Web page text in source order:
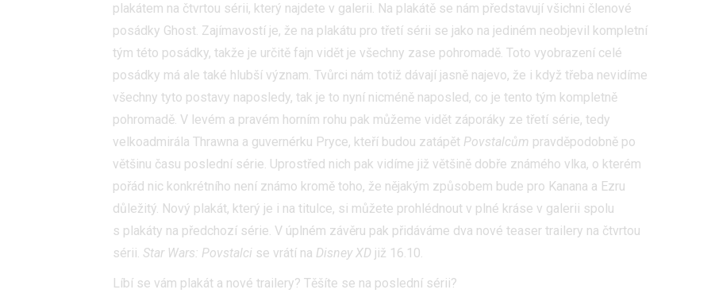
plakátem na čtvrtou sérii, který najdete v galerii. Na plakátě se nám představují všichni členové
posádky Ghost. Zajímavostí je, že na plakátu pro třetí sérii se jako na jediném neobjevil kompletní
tým této posádky, takže je určitě fajn vidět je všechny zase pohromadě. Toto vyobrazení celé
posádky má ale také hlubší význam. Tvůrci nám totiž dávají jasně najevo, že i když třeba nevidíme
všechny tyto postavy naposledy, tak je to nyní nicméně naposled, co je tento tým kompletně
pohromadě. V levém a pravém horním rohu pak můžeme vidět záporáky ze třetí série, tedy
velkoadmirála Thrawna a guvernérku Pryce, kteří budou zatápět Povstalcům pravděpodobně po
většinu času poslední série. Uprostřed nich pak vidíme již většině dobře známého vlka, o kterém
pořád nic konkrétního není známo kromě toho, že nějakým způsobem bude pro Kanana a Ezru
důležitý. Nový plakát, který je i na titulce, si můžete prohlédnout v plné kráse v galerii spolu
s plakáty na předchozí série. V úplném závěru pak přidáváme dva nové teaser trailery na čtvrtou
sérii. Star Wars: Povstalci se vrátí na Disney XD již 16.10.
Líbí se vám plakát a nové trailery? Těšíte se na poslední sérii?